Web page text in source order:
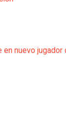
nuevo jugador